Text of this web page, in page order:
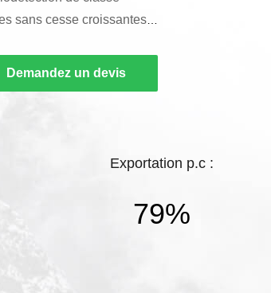
sans cesse croissantes
nous concentrons sur le
(PGOLD™ et IR-LF™)
Demandez un devis
Exportation p.c :
80%